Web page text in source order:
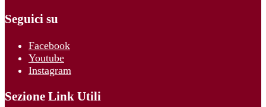
Seguici su
Facebook
Youtube
Instagram
Sezione Link Utili